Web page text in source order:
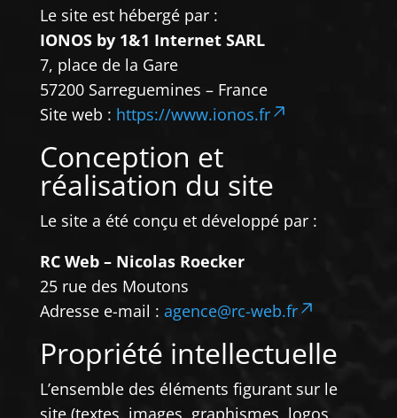
Le site est hébergé par :
IONOS by 1&1 Internet SARL
7, place de la Gare
57200 Sarreguemines – France
Site web : https://www.ionos.fr
Conception et
réalisation du site
Le site a été conçu et développé par :
RC Web – Nicolas Roecker
25 rue des Moutons
Adresse e-mail : agence@rc-web.fr
Propriété intellectuelle
L’ensemble des éléments figurant sur le